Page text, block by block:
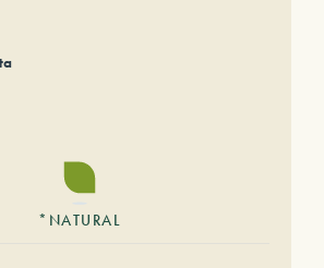
*NATURAL